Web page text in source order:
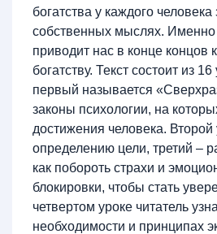
богатства у каждого
собственных мыслях.
приводит нас в конце концов
богатству. Текст состоит из
первый называется
законы психологии, на
достижения человека.
определению цели, третий –
как побороть страхи и
блокировки, чтобы стать
четвертом уроке читатель
необходимости и принципах